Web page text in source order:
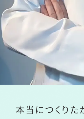
本当につくりた